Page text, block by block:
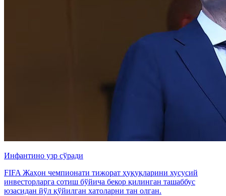
Инфантино узр сўради
FIFA Жаҳон чемпионати тижорат ҳуқуқларини хусусий
инвесторларга сотиш бўйича бекор қилинган ташаббус
юзасидан йўл қўйилган хатоларни тан олган.